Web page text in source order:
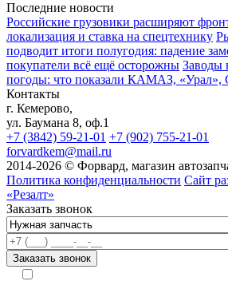
Последние новости
Российские грузовики расширяют
локализация и ставка на спецтехнику
подводит итоги полугодия: падение
покупатели всё ещё осторожны Заводы
погоды: что показали КАМАЗ, «Урал»,
Контакты
г. Кемерово,
ул. Баумана 8, оф.1
+7 (3842) 59-21-01 +7 (902) 755-21-01
forvardkem@mail.ru
2014-2026 © Форвард, магазин
Политика конфиденциальности Сайт
«Резалт»
Заказать звонок